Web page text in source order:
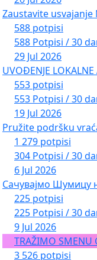
Zaustavite
588 potpisi
588 Potpisi / 30
29 Jul 2026
UVOĐENJE LOKALNE
553 potpisi
553 Potpisi / 30
19 Jul 2026
Pružite podršku
1 279 potpisi
304 Potpisi / 30
6 Jul 2026
Сачувајмо Шумицу
225 potpisi
225 Potpisi / 30
9 Jul 2026
TRAŽIMO SMENU
3 526 potpisi